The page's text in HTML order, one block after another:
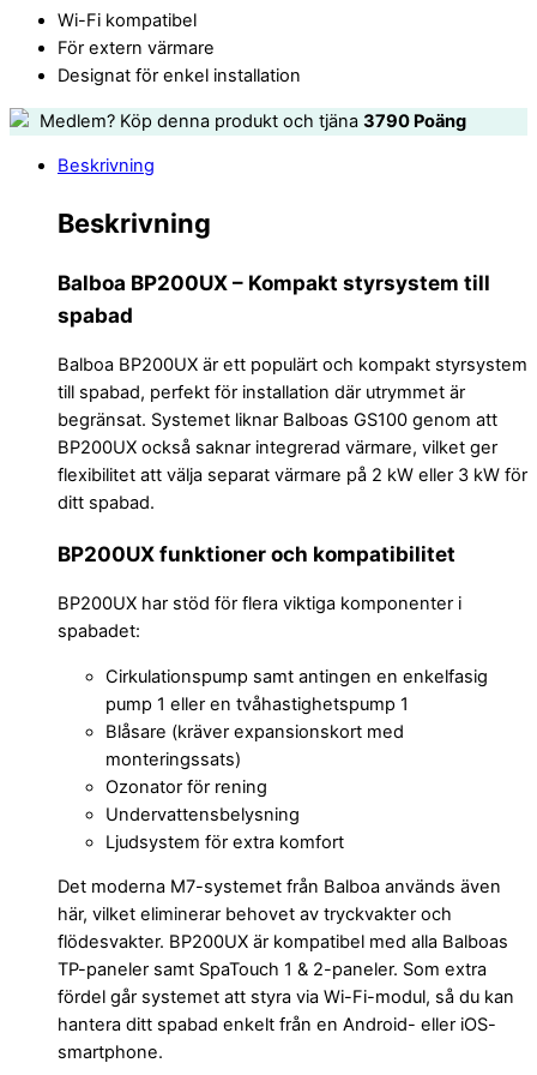
Wi-Fi kompatibel
För extern värmare
Designat för enkel installation
Medlem? Köp denna produkt och tjäna 3790 Poäng
Beskrivning
Beskrivning
Balboa BP200UX – Kompakt styrsystem till
spabad
Balboa BP200UX är ett populärt och kompakt styrsystem
till spabad, perfekt för installation där utrymmet är
begränsat. Systemet liknar Balboas GS100 genom att
BP200UX också saknar integrerad värmare, vilket ger
flexibilitet att välja separat värmare på 2 kW eller 3 kW för
ditt spabad.
BP200UX funktioner och kompatibilitet
BP200UX har stöd för flera viktiga komponenter i
spabadet:
Cirkulationspump samt antingen en enkelfasig
pump 1 eller en tvåhastighetspump 1
Blåsare (kräver expansionskort med
monteringssats)
Ozonator för rening
Undervattensbelysning
Ljudsystem för extra komfort
Det moderna M7-systemet från Balboa används även
här, vilket eliminerar behovet av tryckvakter och
flödesvakter. BP200UX är kompatibel med alla Balboas
TP-paneler samt SpaTouch 1 & 2-paneler. Som extra
fördel går systemet att styra via Wi-Fi-modul, så du kan
hantera ditt spabad enkelt från en Android- eller iOS-
smartphone.